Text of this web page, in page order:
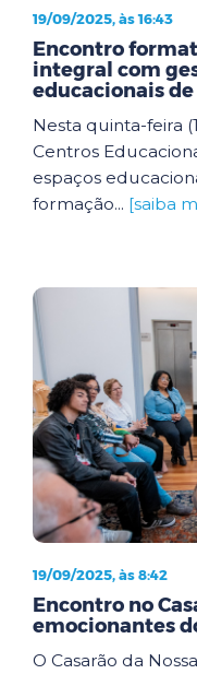
19/09/2025, às 16:43
Encontro
integral com
educacionais
Nesta quinta-feira
Centros
espaços
formação... [saiba
19/09/2025, às 8:42
Encontro no
emocionantes
O Casarão da